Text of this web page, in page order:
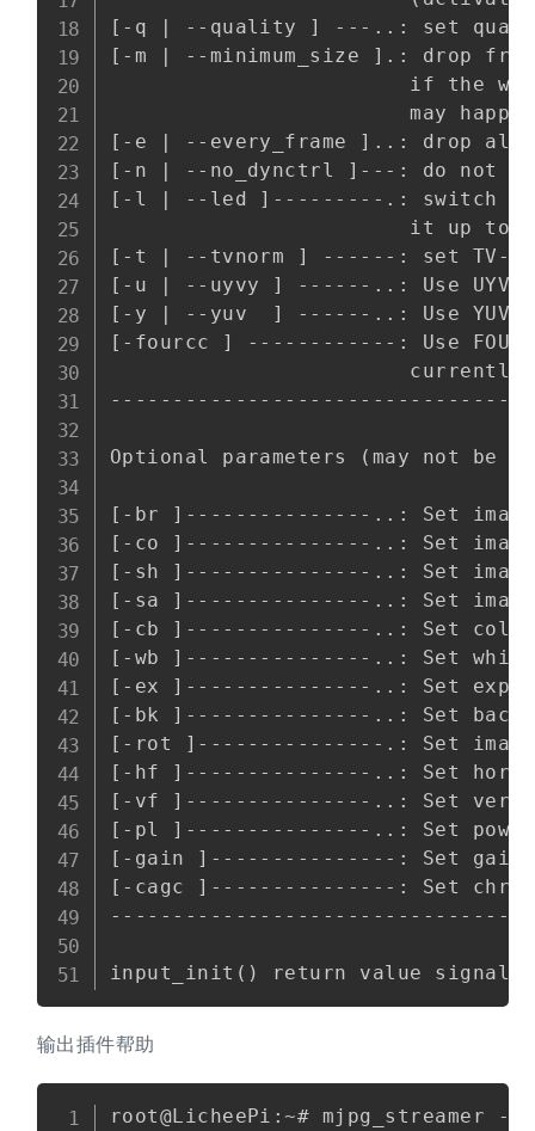
[-q | --quality ] ---..: set quality
[-m | --minimum_size ].: drop
if the
may
[-e | --every_frame ]..: drop all
[-n | --no_dynctrl ]---: do not
[-l | --led ]---------.: switch
it up to
[-t | --tvnorm ] ------: set TV-
[-u | --uyvy ] ------..: Use UYVY
[-y | --yuv  ] ------..: Use YUV
[-fourcc ] ------------: Use
Optional parameters (may not be
[-br ]---------------..: Set image
[-co ]---------------..: Set image
[-sh ]---------------..: Set image
[-sa ]---------------..: Set image
[-cb ]---------------..: Set color
[-wb ]---------------..: Set white
[-ex ]---------------..: Set
[-bk ]---------------..: Set
[-rot ]---------------.: Set image
[-hf ]---------------..: Set
[-vf ]---------------..: Set
[-pl ]---------------..: Set power
[-gain ]---------------: Set gain
[-cagc ]---------------: Set
输出插件帮助
root@LicheePi:~# mjpg_streamer
Copy